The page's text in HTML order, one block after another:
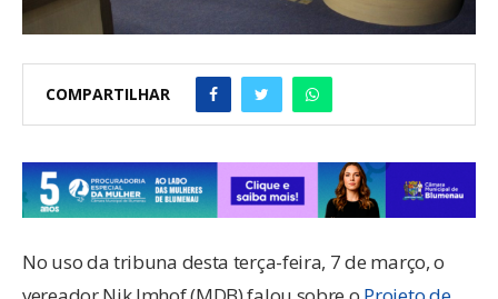
COMPARTILHAR
No uso da tribuna desta terça-feira, 7 de março, o